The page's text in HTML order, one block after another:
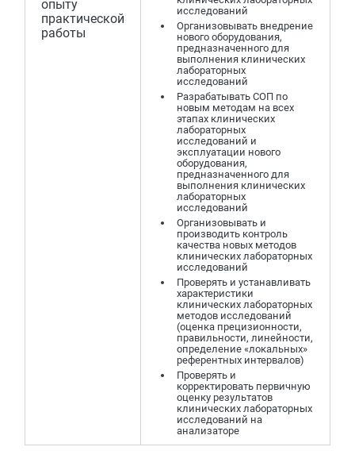
опыту
практической
работы
исследований
Организовывать внедрение
нового оборудования,
предназначенного для
выполнения клинических
лабораторных
исследований
Разрабатывать СОП по
новым методам на всех
этапах клинических
лабораторных
исследований и
эксплуатации нового
оборудования,
предназначенного для
выполнения клинических
лабораторных
исследований
Организовывать и
производить контроль
качества новых методов
клинических лабораторных
исследований
Проверять и устанавливать
характеристики
клинических лабораторных
методов исследований
(оценка прецизионности,
правильности, линейности,
определение «локальных»
референтных интервалов)
Проверять и
корректировать первичную
оценку результатов
клинических лабораторных
исследований на
анализаторе